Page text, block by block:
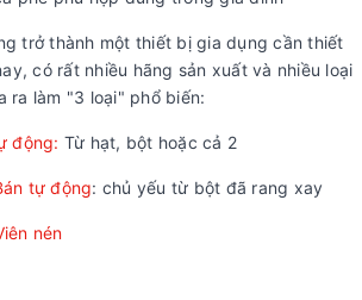
trở thành một thiết bị gia dụng cần thiết
có rất nhiều hãng sản xuất và nhiều loại
ra làm "3 loại" phổ biến:
động: Từ hạt, bột hoặc cả 2
tự động: chủ yếu từ bột đã rang xay
nén